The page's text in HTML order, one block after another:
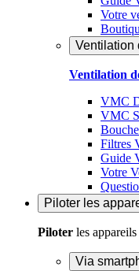
Votre
Ventilation
Ventilation
VMC
VMC
Filtres
Guide
Votre
Piloter les
Piloter les appareils
Via